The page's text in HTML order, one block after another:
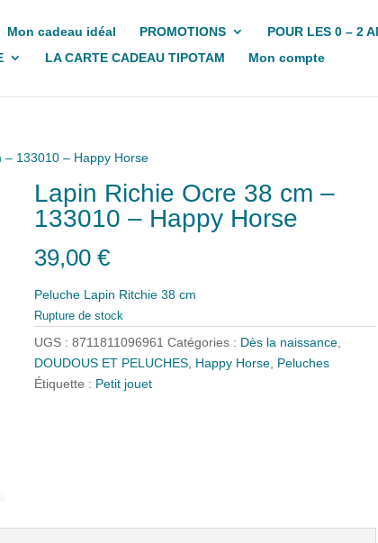
Mon cadeau idéal PROMOTIONS POUR LES 0 – 2
LA CARTE CADEAU TIPOTAM Mon compte
– 133010 – Happy Horse
Lapin Richie Ocre 38 cm –
133010 – Happy Horse
39,00€
Peluche Lapin Ritchie 38 cm
Rupture de stock
UGS :8711811096961 Catégories : Dès la naissance,
DOUDOUS ET PELUCHES, Happy Horse, Peluches
Étiquette : Petit jouet